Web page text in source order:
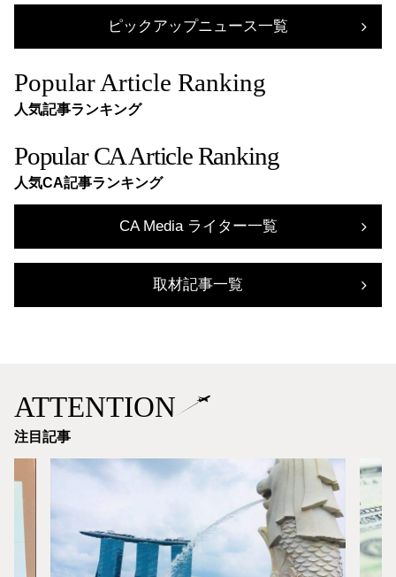
ピックアップニュース一覧
Popular Article Ranking
人気記事ランキング
Popular CA Article Ranking
人気CA記事ランキング
CA Media ライター一覧
取材記事一覧
ATTENTION
注目記事